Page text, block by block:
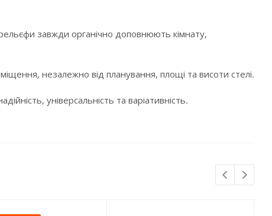
рельєфи завжди органічно доповнюють кімнату,
незалежно від планування, площі та висоти стелі.
універсальність та варіативність.